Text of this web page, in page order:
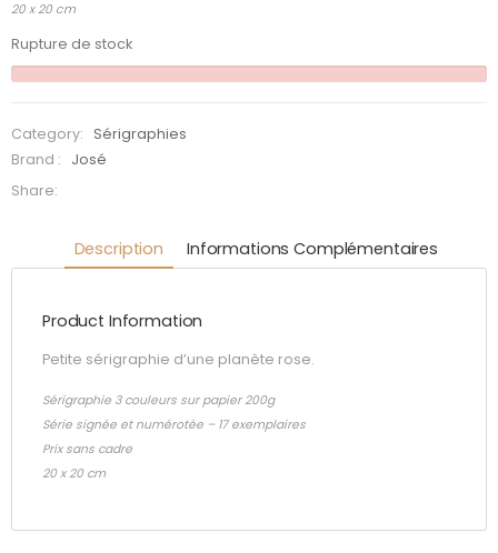
20 x 20 cm
Rupture de stock
Category:
Sérigraphies
Brand :
José
Share:
Description Informations Complémentaires
Product Information
Petite sérigraphie d’une planète rose.
Sérigraphie 3 couleurs sur papier 200g
Série signée et numérotée – 17 exemplaires
Prix sans cadre
20 x 20 cm